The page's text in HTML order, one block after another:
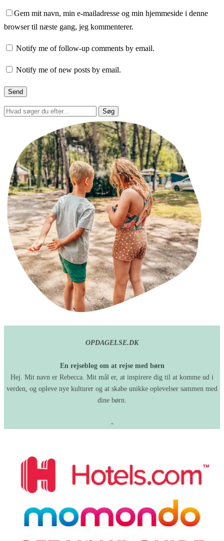
Gem mit navn, min e-mailadresse og min hjemmeside i denne
browser til næste gang, jeg kommenterer.
Notify me of follow-up comments by email.
Notify me of new posts by email.
OPDAGELSE.DK
En rejseblog om at rejse med børn
Hej. Mit navn er Rebecca. Mit mål er, at inspirere dig til at komme ud i
verden, og opleve nye kulturer og at skabe unikke oplevelser sammen med
dine børn.
-